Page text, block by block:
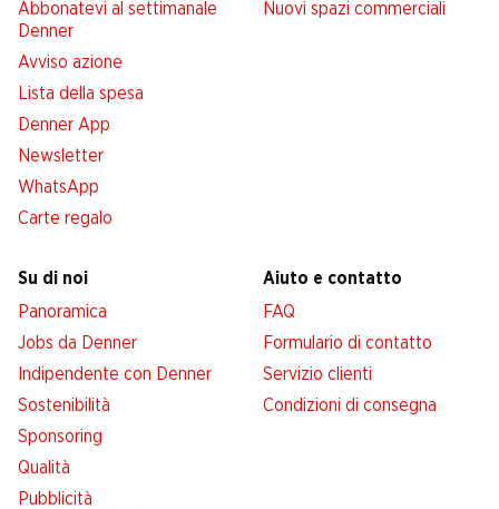
Abbonatevi al settimanale
Denner
Avviso azione
Lista della spesa
Denner App
Newsletter
WhatsApp
Carte regalo
Nuovi spazi commerciali
Su di noi
Panoramica
Jobs da Denner
Indipendente con Denner
Sostenibilità
Sponsoring
Qualità
Pubblicità
Aiuto e contatto
FAQ
Formulario di contatto
Servizio clienti
Condizioni di consegna